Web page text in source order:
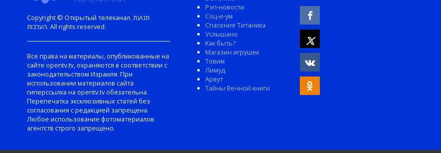
Copyright © Открытый телеканал. תנועת
הערבות. All rights reserved.
Все права на материалы, опубликованные на
сайте opentv.tv, охраняются в соответствии с
законодательством Израиля. При
использовании материалов сайта
гиперссылка на opentv.tv обязательна.
Перепечатка эксклюзивных статей без
согласования с редакцией запрещена.
Любое использование фотоматериалов
агентств строго запрещено.
Рэп-новости
Соц-и-ум
Спасение Титаника
Услышано
Как быть?
Магазин игрушек
Товим
Лимуд
Арвут
Тайны Вечной книги